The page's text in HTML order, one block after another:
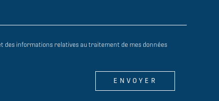
des informations relatives au traitement de mes données
ENVOYER